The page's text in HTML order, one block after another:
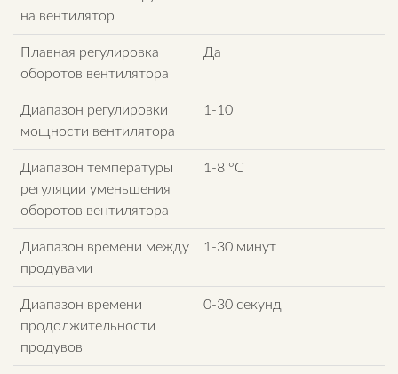
на вентилятор
Плавная регулировка
оборотов вентилятора
Да
Диапазон регулировки
мощности вентилятора
1-10
Диапазон температуры
регуляции уменьшения
оборотов вентилятора
1-8 °C
Диапазон времени между
продувами
1-30 минут
Диапазон времени
продолжительности
продувов
0-30 секунд